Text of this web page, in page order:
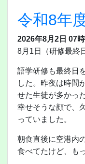
令和8年
2026年8月2日 07
8月1日（研修最終
語学研修も最終日
した。昨夜は時間
せた生徒が多かっ
幸せそうな顔で、
っていました。
朝食直後に空港内
食べてたけど、も